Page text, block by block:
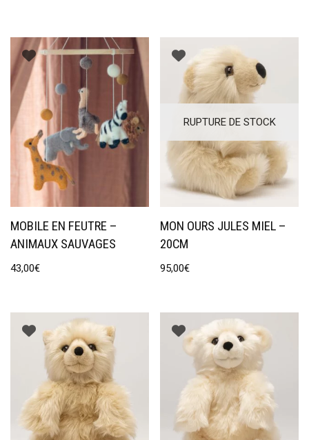
MOBILE EN FEUTRE –
ANIMAUX SAUVAGES
43,00€
RUPTURE DE STOCK
MON OURS JULES MIEL –
20CM
95,00€